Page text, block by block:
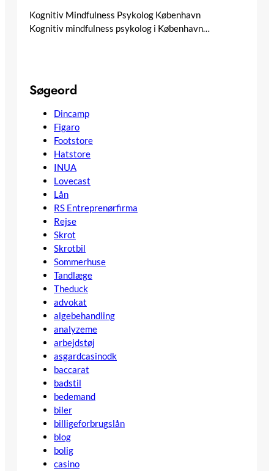
Kognitiv Mindfulness Psykolog København
Kognitiv mindfulness psykolog i København…
Søgeord
Dincamp
Figaro
Footstore
Hatstore
INUA
Lovecast
Lån
RS Entreprenørfirma
Rejse
Skrot
Skrotbil
Sommerhuse
Tandlæge
Theduck
advokat
algebehandling
analyzeme
arbejdstøj
asgardcasinodk
baccarat
badstil
bedemand
biler
billigeforbrugslån
blog
bolig
casino